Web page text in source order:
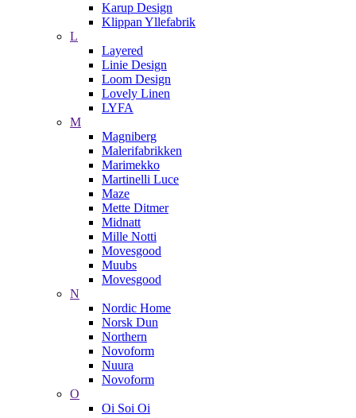
Karup Design
Klippan Yllefabrik
L
Layered
Linie Design
Loom Design
Lovely Linen
LYFA
M
Magniberg
Malerifabrikken
Marimekko
Martinelli Luce
Maze
Mette Ditmer
Midnatt
Mille Notti
Movesgood
Muubs
Movesgood
N
Nordic Home
Norsk Dun
Northern
Novoform
Nuura
Novoform
O
Oi Soi Oi